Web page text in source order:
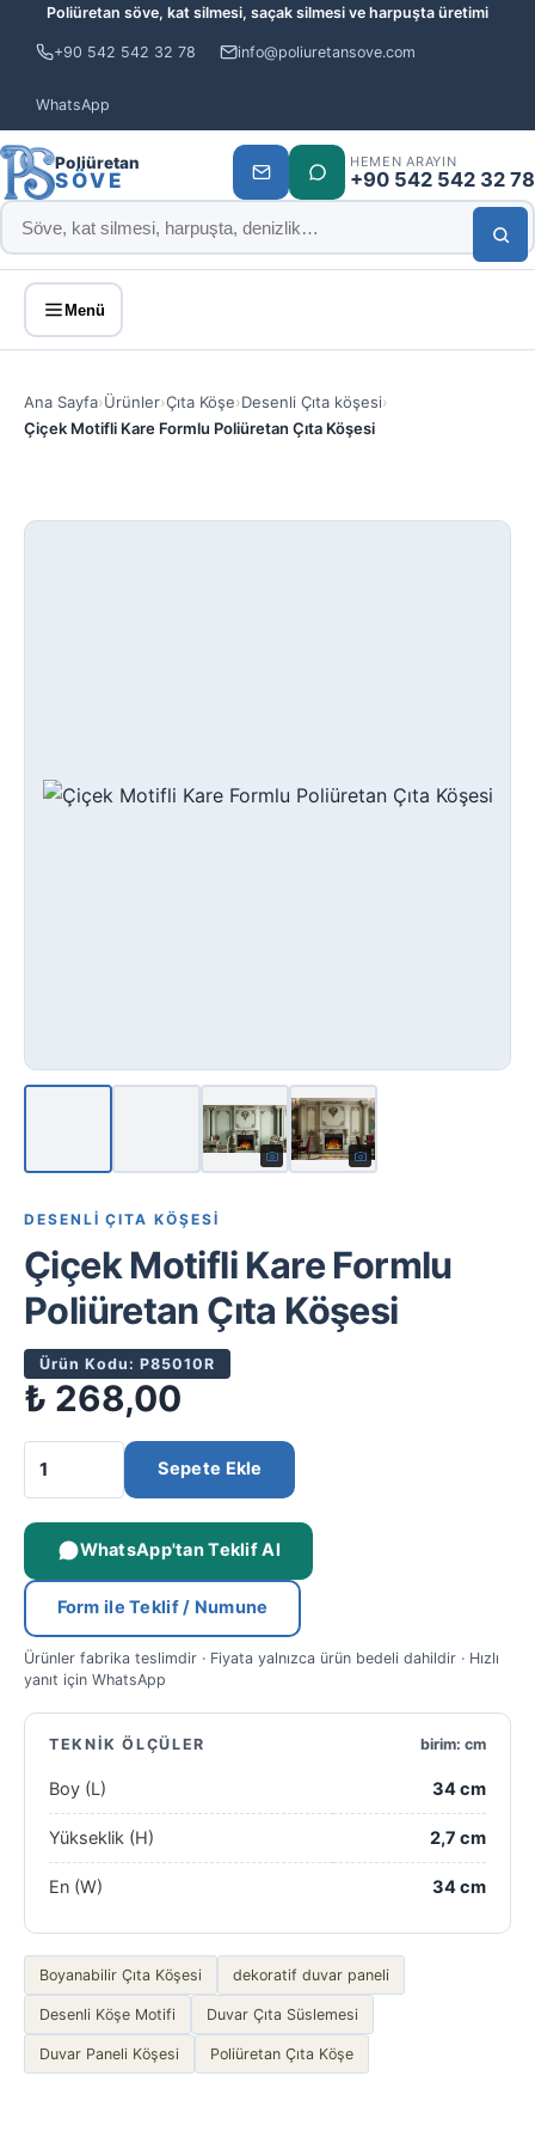
Poliüretan söve, kat silmesi, saçak silmesi ve harpuşta üretimi
+90 542 542 32 78 info@poliuretansove.com
WhatsApp
Poliüretan
SÖVE
HEMEN ARAYIN
+90 542 542 32 78
Menü
Ana Sayfa›Ürünler›Çıta Köşe›Desenli Çıta köşesi›
Çiçek Motifli Kare Formlu Poliüretan Çıta Köşesi
DESENLI ÇITA KÖŞESI
Çiçek Motifli Kare Formlu
Poliüretan Çıta Köşesi
Ürün Kodu: P85010R
₺ 268,00
Sepete Ekle
WhatsApp'tan Teklif Al
Form ile Teklif / Numune
Ürünler fabrika teslimdir · Fiyata yalnızca ürün bedeli dahildir · Hızlı
yanıt için WhatsApp
TEKNIK ÖLÇÜLER birim: cm
Boy (L) 34 cm
Yükseklik (H) 2,7 cm
En (W) 34 cm
Boyanabilir Çıta Köşesi dekoratif duvar paneli
Desenli Köşe Motifi Duvar Çıta Süslemesi
Duvar Paneli Köşesi Poliüretan Çıta Köşe